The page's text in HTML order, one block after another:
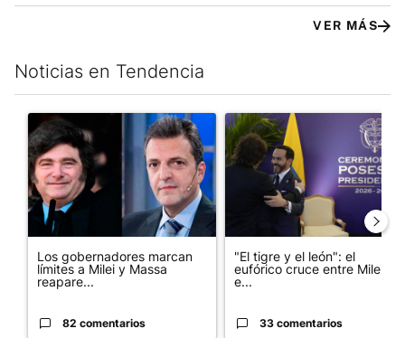
VER MÁS
Noticias en Tendencia
Este listado muestra los artículos con más comentarios en los
Un artículo de tendencia con el título "Los gobernadores
Los gobernadores marcan
límites a Milei y Massa
reapare...
82 comentarios
Un artículo de tendencia con
"El tigre y el león": el
eufórico cruce entre Milei y
e...
33 comentarios